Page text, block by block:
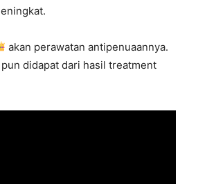
akan perawatan antipenuaannya.
didapat dari hasil treatment